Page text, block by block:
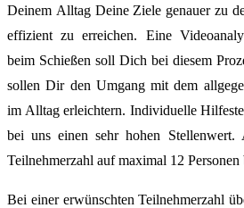
Deinem Alltag Deine Ziele genauer zu
effizient zu erreichen. Eine
beim Schießen soll Dich bei diesem
sollen Dir den Umgang mit dem
im Alltag erleichtern. Individuelle
bei uns einen sehr hohen Stellenwert.
Teilnehmerzahl auf maximal 12 Personen
Bei einer erwünschten Teilnehmerzahl